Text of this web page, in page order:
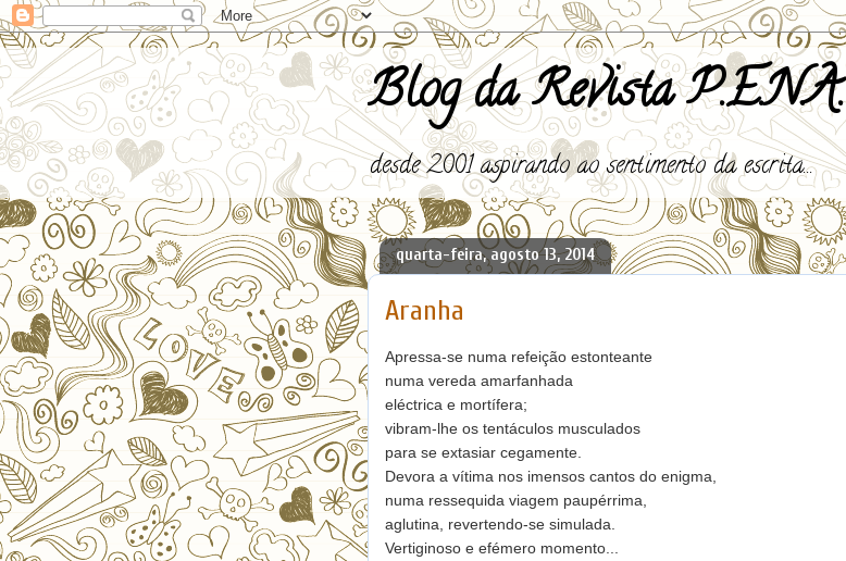
Blog da Revista P.E.N.A.
desde 2001 aspirando ao sentimento da escrita...
quarta-feira, agosto 13, 2014
Aranha
Apressa-se numa refeição estonteante
numa vereda amarfanhada
eléctrica e mortífera;
vibram-lhe os tentáculos musculados
para se extasiar cegamente.
Devora a vítima nos imensos cantos do enigma,
numa ressequida viagem paupérrima,
aglutina, revertendo-se simulada.
Vertiginoso e efémero momento...